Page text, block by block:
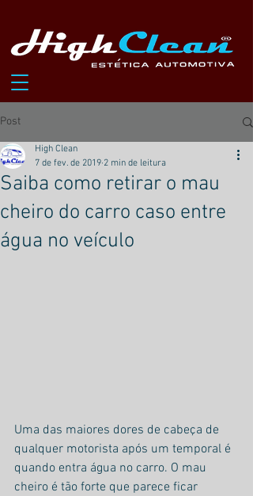
Post
Saiba como retirar o mau
cheiro do carro caso entre
água no veículo
High Clean
7 de fev. de 2019 2 min de leitura
Uma das maiores dores de cabeça de
qualquer motorista após um temporal é
quando entra água no carro. O mau
cheiro é tão forte que parece ficar